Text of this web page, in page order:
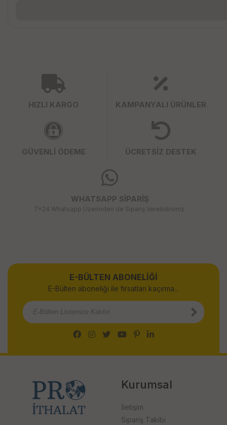
HIZLI KARGO KAMPANYALI ÜRÜNLER
GÜVENLİ ÖDEME ÜCRETSİZ DESTEK
WHATSAPP SİPARİŞ
7x24 Whatsapp Üzerinden de Sipariş Verebilirsiniz.
E-BÜLTEN ABONELİĞİ
E-Bülten aboneliği ile fırsatları kaçırma...
Kurumsal
İletişim
Sipariş Takibi